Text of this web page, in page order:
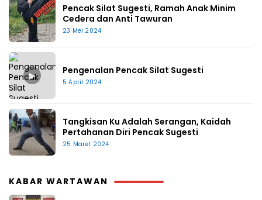
Pencak Silat Sugesti, Ramah Anak Minim
Cedera dan Anti Tawuran
23 Mei 2024
▶ Pengenalan Pencak Silat Sugesti
5 April 2024
Tangkisan Ku Adalah Serangan, Kaidah
Pertahanan Diri Pencak Sugesti
25 Maret 2024
KABAR WARTAWAN